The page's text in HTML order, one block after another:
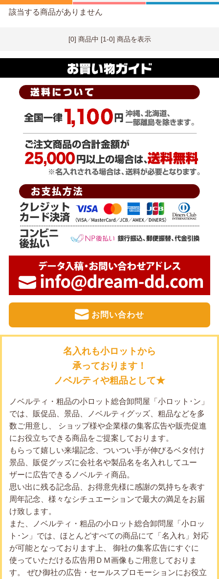
該当する商品がありません
[0] 商品中 [1-0] 商品を表示
お問い合わせ
名入れも小ロットから
承っております！
ノベルティや粗品として★
ノベルティ・粗品の小ロット総合卸問屋「小ロット･ン」
では、販促品、景品、ノベルティグッズ、粗品などを多
数ご用意し、 ショップ様や企業様の集客広告や販売促進
にお役立ちできる商品をご提案しております。
もらって嬉しい来場記念、ついつい手が伸びるベタ付け
景品、販促グッズに会社名や製品名を名入れしてユー
ザーに広告できるノベルティ商品。
思い出に残る記念品、お得意先様に感謝の気持ちを表す
周年記念、様々なシチュエーションで最大の満足をお届
け致します。
また、ノベルティ・粗品の小ロット総合卸問屋「小ロッ
ト･ン」では、ほとんどすべての商品にて「名入れ」対応
が可能となっております上、 御社の集客広告にすぐに
使っていただける広告用ＤＭ画像もご用意しておりま
す。 ぜひ御社の広告・セールスプロモーションにお役立